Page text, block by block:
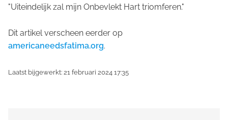
"Uiteindelijk zal mijn Onbevlekt Hart triomferen."
Dit artikel verscheen eerder op
americaneedsfatima.org.
Laatst bijgewerkt: 21 februari 2024 17:35